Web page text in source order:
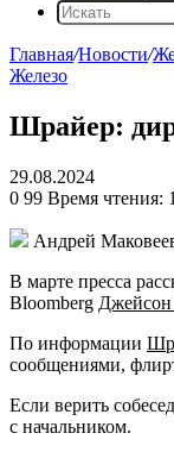
Главная/Новости/
Железо
Шрайер:
29.08.2024
0 99 Время чтения:
Андрей
В марте пресса
Bloomberg
По информации
сообщениями,
Если верить
с начальником.